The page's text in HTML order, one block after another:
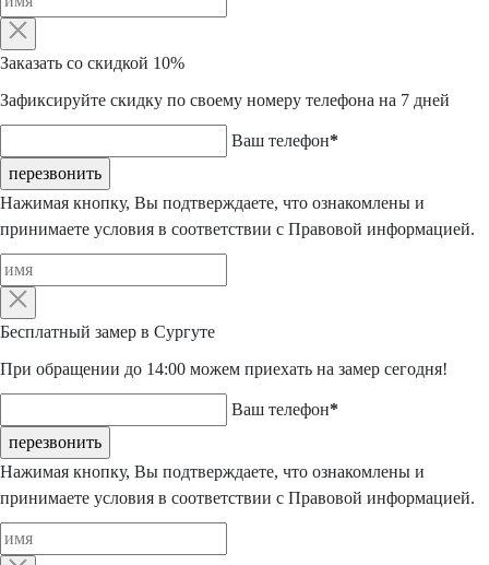
Заказать со скидкой 10%
Зафиксируйте скидку по своему номеру телефона на 7 дней
Ваш телефон*
перезвонить
Нажимая кнопку, Вы подтверждаете, что ознакомлены и
принимаете условия в соответствии с Правовой информацией.
Бесплатный замер в Сургуте
При обращении до 14:00 можем приехать на замер сегодня!
Ваш телефон*
перезвонить
Нажимая кнопку, Вы подтверждаете, что ознакомлены и
принимаете условия в соответствии с Правовой информацией.